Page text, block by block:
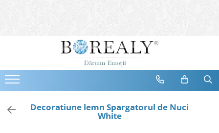
Bijuterii
Cercei
Bratari
ColiereDecoratiune lemn Spargatorul de Nuci
White